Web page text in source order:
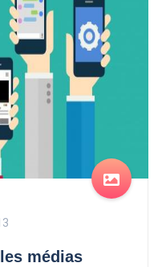
médias